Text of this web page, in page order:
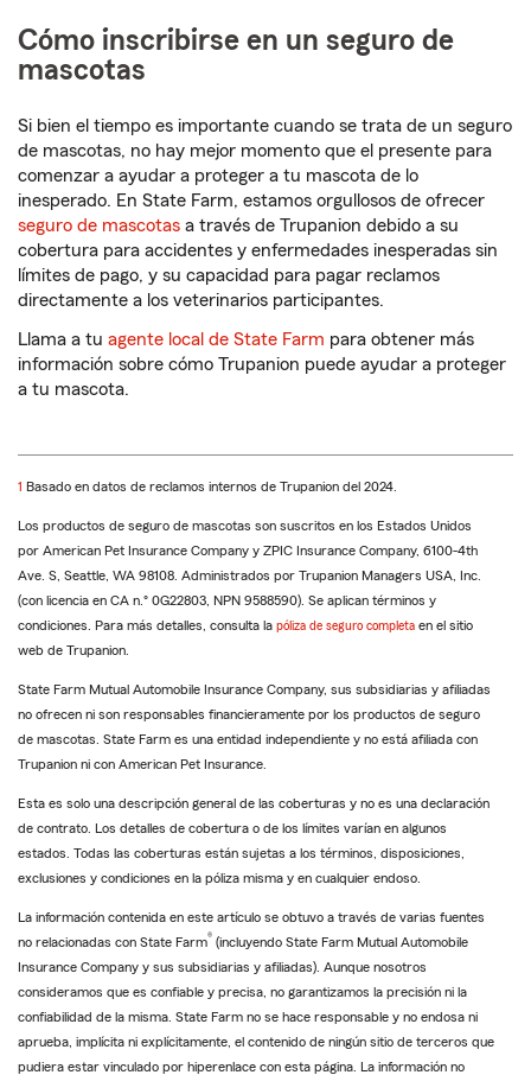
Cómo inscribirse en un seguro de
mascotas
Si bien el tiempo es importante cuando se trata de un seguro
de mascotas, no hay mejor momento que el presente para
comenzar a ayudar a proteger a tu mascota de lo
inesperado. En State Farm, estamos orgullosos de ofrecer
seguro de mascotas a través de Trupanion debido a su
cobertura para accidentes y enfermedades inesperadas sin
límites de pago, y su capacidad para pagar reclamos
directamente a los veterinarios participantes.
Llama a tu agente local de State Farm para obtener más
información sobre cómo Trupanion puede ayudar a proteger
a tu mascota.
Regresar
referencia
1 Basado en datos de reclamos internos de Trupanion del 2024.
Los productos de seguro de mascotas son suscritos en los Estados Unidos
por American Pet Insurance Company y ZPIC Insurance Company, 6100-4th
Ave. S, Seattle, WA 98108. Administrados por Trupanion Managers USA, Inc.
(con licencia en CA n.° 0G22803, NPN 9588590). Se aplican términos y
condiciones. Para más detalles, consulta la póliza de seguro completa en el sitio
web de Trupanion.
State Farm Mutual Automobile Insurance Company, sus subsidiarias y afiliadas
no ofrecen ni son responsables financieramente por los productos de seguro
de mascotas. State Farm es una entidad independiente y no está afiliada con
Trupanion ni con American Pet Insurance.
Esta es solo una descripción general de las coberturas y no es una declaración
de contrato. Los detalles de cobertura o de los límites varían en algunos
estados. Todas las coberturas están sujetas a los términos, disposiciones,
exclusiones y condiciones en la póliza misma y en cualquier endoso.
La información contenida en este artículo se obtuvo a través de varias fuentes
no relacionadas con State Farm® (incluyendo State Farm Mutual Automobile
Insurance Company y sus subsidiarias y afiliadas). Aunque nosotros
consideramos que es confiable y precisa, no garantizamos la precisión ni la
confiabilidad de la misma. State Farm no se hace responsable y no endosa ni
aprueba, implícita ni explícitamente, el contenido de ningún sitio de terceros que
pudiera estar vinculado por hiperenlace con esta página. La información no